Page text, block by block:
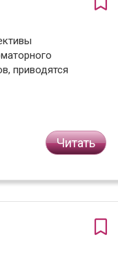
приводятся
Читать